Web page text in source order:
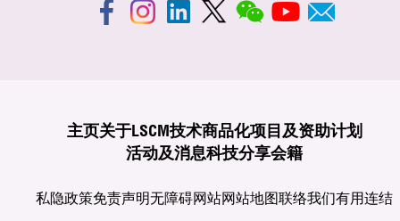
主页关于LSCM技术商品化项目及资助计划
活动及消息科技分享会籍
私隐政策免责声明无障碍网站网站地图联络我们有用连结